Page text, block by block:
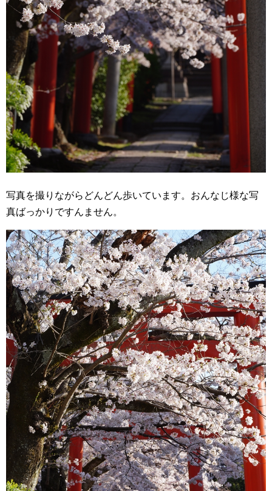
写真を撮りながらどんどん歩いています。おんなじ様な写
真ばっかりですんません。